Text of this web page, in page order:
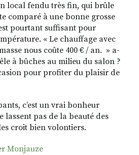
local fendu très fin, qui brûle
comparé à une bonne grosse
pourtant suffisant pour
« Le chauffage avec
nous coûte 400 € / an. » a-
à bûches au milieu du salon ?
pour profiter du plaisir de
c’est un vrai bonheur
lassent pas de la beauté des
croit bien volontiers.
Monjauze